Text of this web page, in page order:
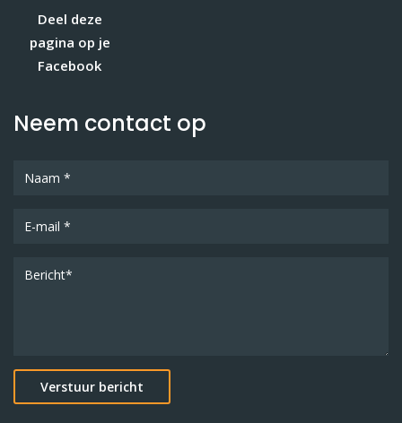
Deel deze
pagina op je
Facebook
Neem contact op